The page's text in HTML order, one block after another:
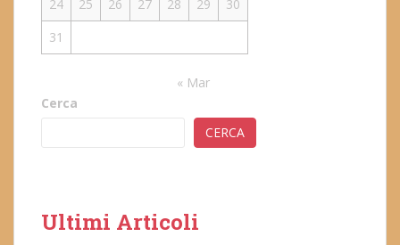
24 25 26 27 28 29
30
31
« Mar
Cerca
CERCA
Ultimi Articoli